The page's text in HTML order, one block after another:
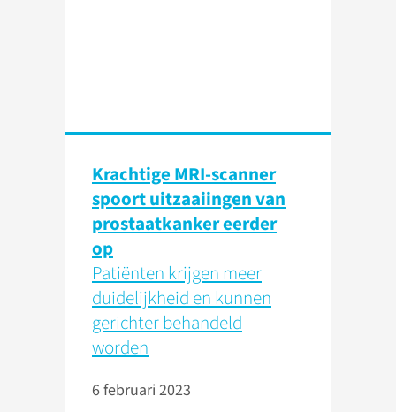
Krachtige MRI-scanner
spoort uitzaaiingen van
prostaatkanker eerder
op
Patiënten krijgen meer
duidelijkheid en kunnen
gerichter behandeld
worden
6 februari 2023